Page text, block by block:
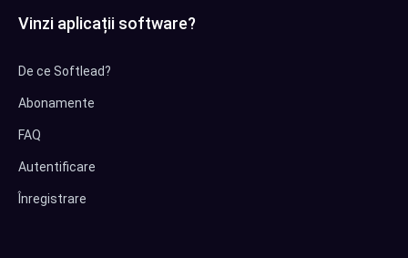
Vinzi aplicații software?
De ce Softlead?
Abonamente
FAQ
Autentificare
Înregistrare